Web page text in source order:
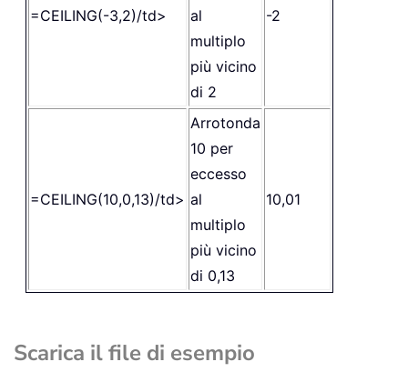
=CEILING(-3,2)/td>
al
multiplo
più vicino
di 2
-2
=CEILING(10,0,13)/td>
Arrotonda
10 per
eccesso
al
multiplo
più vicino
di 0,13
10,01
Scarica il file di esempio